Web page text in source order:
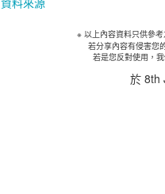
※ 以上內容資料只供參
若分享內容有侵害您
若是您反對使用，
於 8th